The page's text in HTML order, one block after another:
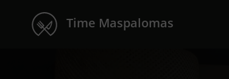
Time Maspalomas